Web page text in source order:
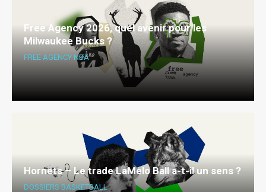
Free Agency 2026, quel avenir pour les
Milwaukee Bucks ?
FREE AGENCY NBA
Hornets – Le trade LaMelo Ball a-t-il un sens ?
DOSSIERS BASKETBALL